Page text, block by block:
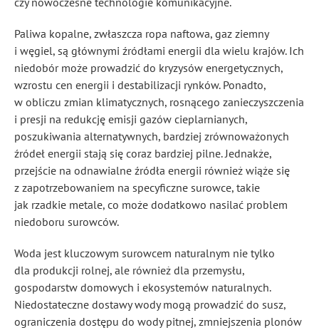
Paliwa kopalne, zwłaszcza ropa naftowa, gaz ziemny
i węgiel, są głównymi źródłami energii dla wielu krajów. Ich
niedobór może prowadzić do kryzysów energetycznych,
wzrostu cen energii i destabilizacji rynków. Ponadto,
w obliczu zmian klimatycznych, rosnącego zanieczyszczenia
i presji na redukcję emisji gazów cieplarnianych,
poszukiwania alternatywnych, bardziej zrównoważonych
źródeł energii stają się coraz bardziej pilne. Jednakże,
przejście na odnawialne źródła energii również wiąże się
z zapotrzebowaniem na specyficzne surowce, takie
jak rzadkie metale, co może dodatkowo nasilać problem
niedoboru surowców.
Woda jest kluczowym surowcem naturalnym nie tylko
dla produkcji rolnej, ale również dla przemysłu,
gospodarstw domowych i ekosystemów naturalnych.
Niedostateczne dostawy wody mogą prowadzić do susz,
ograniczenia dostępu do wody pitnej, zmniejszenia plonów